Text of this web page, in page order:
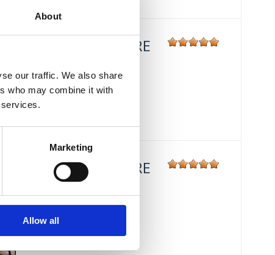
About
our traffic. We also share
who may combine it with
Marketing
Allow all
HOTEL MIRAMARE
Mjesto:
Mjesto: Crikvenica
Udaljenost od mora:
HOTEL MIRAMARE
Udaljenost od mora:30 m